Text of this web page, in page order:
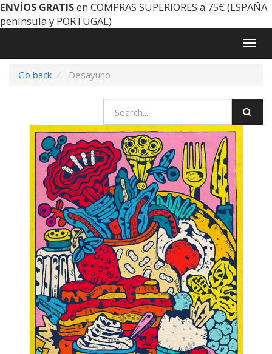
ENVÍOS GRATISen COMPRAS SUPERIORES a 75€ (ESPAÑA
península y PORTUGAL)
Go back
Desayuno